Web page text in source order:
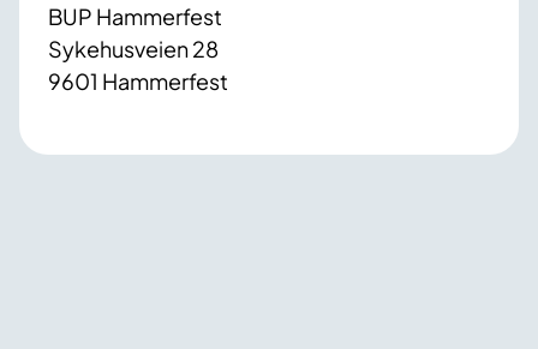
BUP Hammerfest
Sykehusveien 28
9601 Hammerfest